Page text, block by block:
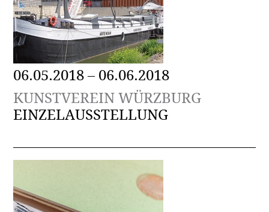
06.05.2018 – 06.06.2018
KUNSTVEREIN WÜRZBURG
EINZELAUSSTELLUNG